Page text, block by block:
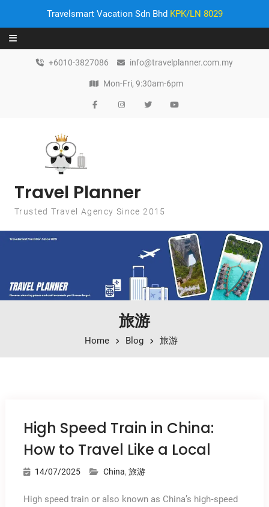
Travelsmart Vacation Sdn Bhd KPK/LN 8029
Skip to content
+6010-3827086 info@travelplanner.com.my
Mon-Fri, 9:30am-6pm
Travel Planner
Trusted Travel Agency Since 2015
旅游
Home Blog 旅游
High Speed Train in China:
How to Travel Like a Local
14/07/2025 China, 旅游
High speed train or also known as China’s high‑speed